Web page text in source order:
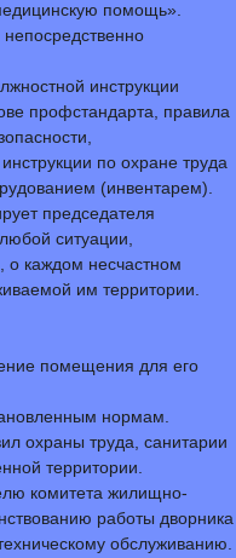
помощь».
инструкции
профстандарта, правила
по охране труда
(инвентарем).
председателя
ситуации,
каждом несчастном
им территории.
помещения для его
нормам.
охраны труда, санитарии
территории.
комитета жилищно-
работы дворника
обслуживанию.